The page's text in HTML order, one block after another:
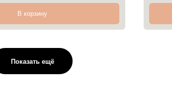
В корзину
Показать ещё